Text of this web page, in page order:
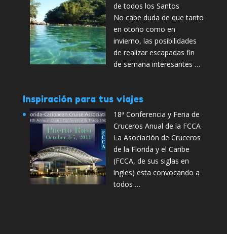
de todos los Santos
No cabe duda de que tanto
en otoño como en
invierno, las posibilidades
de realizar escapadas fin
de semana interesantes …
Inspiración para tus viajes
18ª Conferencia y Feria de
Cruceros Anual de la FCCA
La Asociación de Cruceros
de la Florida y el Caribe
(FCCA, de sus siglas en
ingles) esta convocando a
todos …